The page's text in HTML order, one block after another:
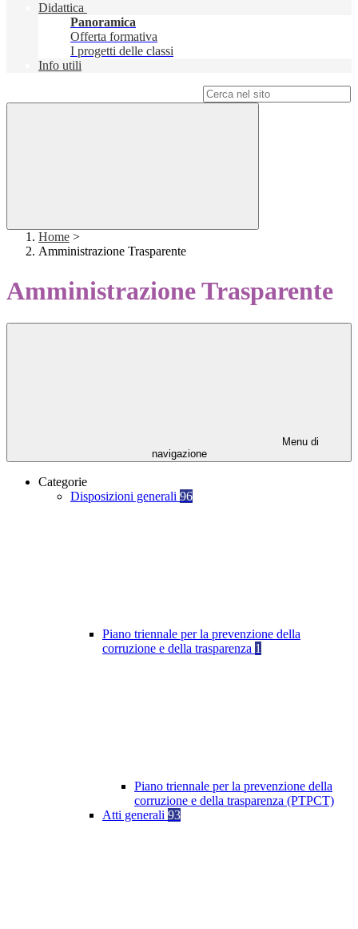
Didattica
Panoramica
Offerta formativa
I progetti delle classi
Info utili
Home >
Amministrazione Trasparente
Amministrazione Trasparente
Menu di
navigazione
Categorie
Disposizioni generali 96
Piano triennale per la prevenzione della
corruzione e della trasparenza 1
Piano triennale per la prevenzione della
corruzione e della trasparenza (PTPCT)
Atti generali 93